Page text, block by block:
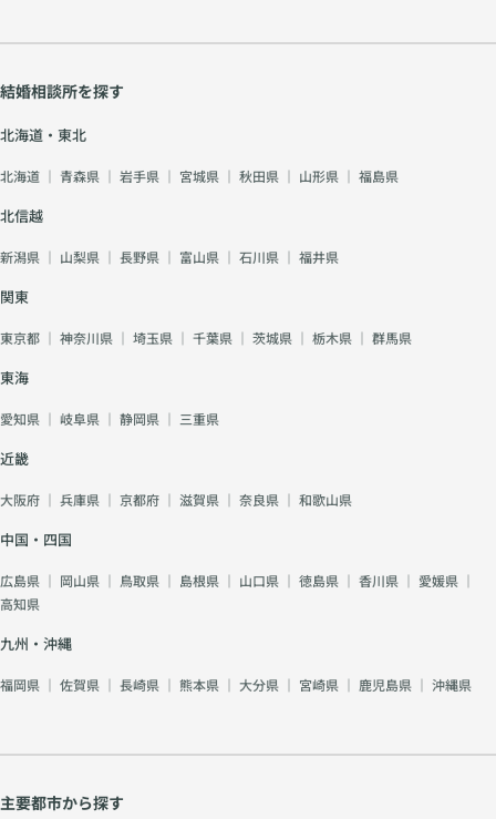
結婚相談所を探す
北海道・東北
北海道 ｜ 青森県 ｜ 岩手県 ｜ 宮城県 ｜ 秋田県 ｜ 山形県 ｜ 福島県
北信越
新潟県 ｜ 山梨県 ｜ 長野県 ｜ 富山県 ｜ 石川県 ｜ 福井県
関東
東京都 ｜ 神奈川県 ｜ 埼玉県 ｜ 千葉県 ｜ 茨城県 ｜ 栃木県 ｜ 群馬県
東海
愛知県 ｜ 岐阜県 ｜ 静岡県 ｜ 三重県
近畿
大阪府 ｜ 兵庫県 ｜ 京都府 ｜ 滋賀県 ｜ 奈良県 ｜ 和歌山県
中国・四国
広島県 ｜ 岡山県 ｜ 鳥取県 ｜ 島根県 ｜ 山口県 ｜ 徳島県 ｜ 香川県 ｜ 愛媛県 ｜
高知県
九州・沖縄
福岡県 ｜ 佐賀県 ｜ 長崎県 ｜ 熊本県 ｜ 大分県 ｜ 宮崎県 ｜ 鹿児島県 ｜ 沖縄県
主要都市から探す